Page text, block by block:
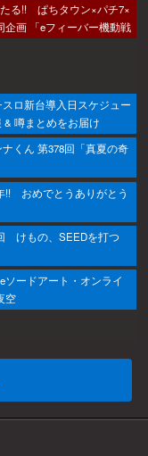
る!! ぱちタウン×パチ7×
企画 「eフィーバー機動戦
スロ新台導入日スケジュー
& 噂まとめをお届け
くん 第378回「真夏の奇
!! おめでとうありがとう
けもの、SEEDを打つ
ソードアート・オンライ
空